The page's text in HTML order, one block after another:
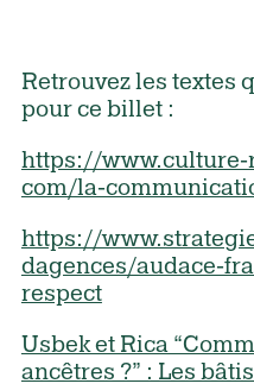
Retrouvez les textes
pour ce billet :
https://
com/la-
https://
dagences/audace-
respect
Usbek et Rica
ancêtres ?” : Les